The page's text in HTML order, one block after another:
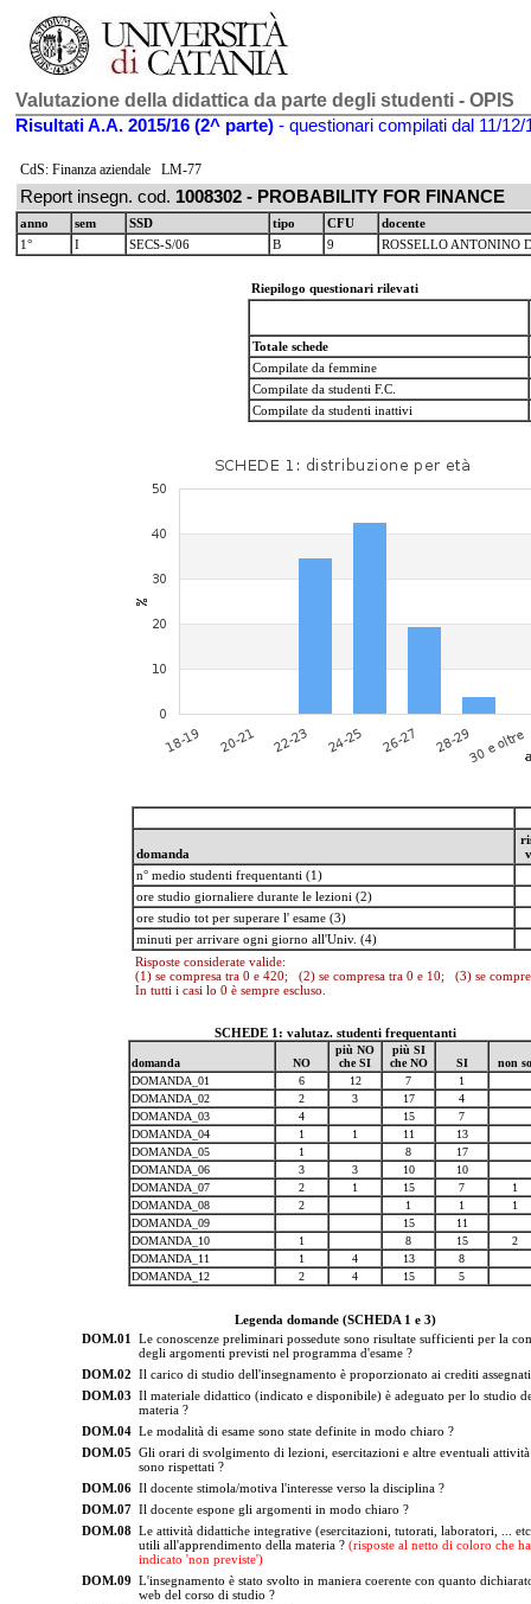
Valutazione della didattica da parte degli studenti - OPIS
Risultati A.A. 2015/16 (2^ parte) - questionari compilati dal 11/12/
CdS: Finanza aziendale LM-77
Report insegn. cod. 1008302 - PROBABILITY FOR FINANCE
anno sem SSD tipo CFU
docente
1°
I SECS-S/06 B 9 ROSSELLO ANTONINO
Riepilogo questionari rilevati
Totale schede
Compilate da femmine
Compilate da studenti F.C.
Compilate da studenti inattivi
domanda
n° medio studenti frequentanti (1)
ore studio giornaliere durante le lezioni (2)
ore studio tot per superare l' esame (3)
minuti per arrivare ogni giorno all'Univ. (4)
Risposte considerate valide:
(1) se compresa tra 0 e 420; (2) se compresa tra 0 e 10; (3) se
In tutti i casi lo 0 è sempre escluso.
SCHEDE 1: valutaz. studenti frequentanti
domanda NO
più NO
che SI
più SI
che NO
SI
non so
DOMANDA_01
6 12 7
1
DOMANDA_02
2 3 17
4
DOMANDA_03
4 15
7
DOMANDA_04
1 1 11
13
DOMANDA_05
1 8
17
DOMANDA_06
3 3 10
10
DOMANDA_07
2 1 15 7
1
DOMANDA_08
2 1 1
1
DOMANDA_09
15
11
DOMANDA_10
1 8 15
2
DOMANDA_11
1 4 13
8
DOMANDA_12
2 4 15 5
Legenda domande (SCHEDA 1 e 3)
DOM.01
Le conoscenze preliminari possedute sono risultate sufficienti per la
degli argomenti previsti nel programma d'esame ?
DOM.02 Il carico di studio dell'insegnamento è proporzionato ai crediti
DOM.03 Il materiale didattico (indicato e disponibile) è adeguato per lo studio
materia ?
DOM.04 Le modalità di esame sono state definite in modo chiaro ?
DOM.05 Gli orari di svolgimento di lezioni, esercitazioni e altre eventuali
sono rispettati ?
DOM.06 Il docente stimola/motiva l'interesse verso la disciplina ?
DOM.07 Il docente espone gli argomenti in modo chiaro ?
DOM.08 Le attività didattiche integrative (esercitazioni, tutorati, laboratori, ...
utili all'apprendimento della materia ? (risposte al netto di coloro che
indicato 'non previste')
DOM.09 L'insegnamento è stato svolto in maniera coerente con quanto
web del corso di studio ?